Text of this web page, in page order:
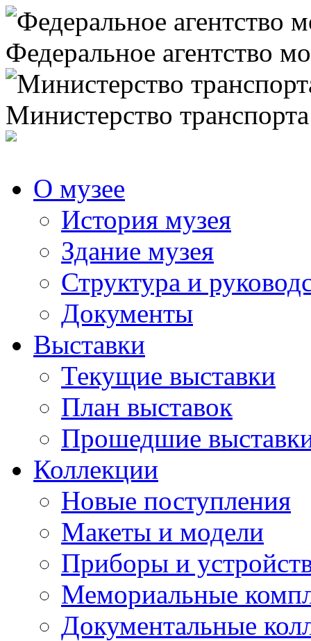
Федеральное агентство
Министерство
О музее
История музея
Здание музея
Структура и
Документы
Выставки
Текущие выставки
План выставок
Прошедшие
Коллекции
Новые поступления
Макеты и модели
Приборы и
Мемориальные
Документальные